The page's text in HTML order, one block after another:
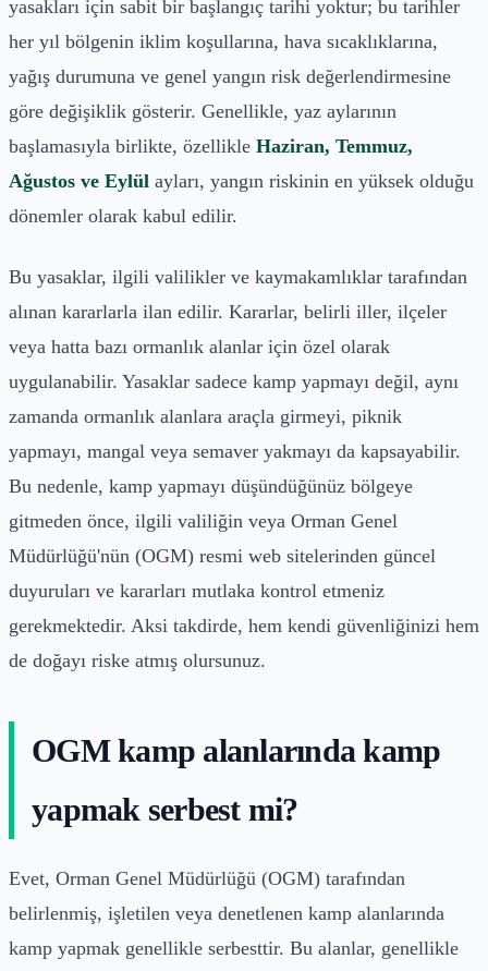
yasakları için sabit bir başlangıç tarihi yoktur; bu tarihler
her yıl bölgenin iklim koşullarına, hava sıcaklıklarına,
yağış durumuna ve genel yangın risk değerlendirmesine
göre değişiklik gösterir. Genellikle, yaz aylarının
başlamasıyla birlikte, özellikle Haziran, Temmuz,
Ağustos ve Eylül ayları, yangın riskinin en yüksek olduğu
dönemler olarak kabul edilir.
Bu yasaklar, ilgili valilikler ve kaymakamlıklar tarafından
alınan kararlarla ilan edilir. Kararlar, belirli iller, ilçeler
veya hatta bazı ormanlık alanlar için özel olarak
uygulanabilir. Yasaklar sadece kamp yapmayı değil, aynı
zamanda ormanlık alanlara araçla girmeyi, piknik
yapmayı, mangal veya semaver yakmayı da kapsayabilir.
Bu nedenle, kamp yapmayı düşündüğünüz bölgeye
gitmeden önce, ilgili valiliğin veya Orman Genel
Müdürlüğü'nün (OGM) resmi web sitelerinden güncel
duyuruları ve kararları mutlaka kontrol etmeniz
gerekmektedir. Aksi takdirde, hem kendi güvenliğinizi hem
de doğayı riske atmış olursunuz.
OGM kamp alanlarında kamp
yapmak serbest mi?
Evet, Orman Genel Müdürlüğü (OGM) tarafından
belirlenmiş, işletilen veya denetlenen kamp alanlarında
kamp yapmak genellikle serbesttir. Bu alanlar, genellikle